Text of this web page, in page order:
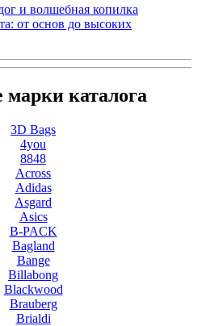
и волшебная копилка
от основ до высоких
марки каталога
3D Bags
4you
8848
Across
Adidas
Asgard
Asics
B-PACK
Bagland
Bange
Billabong
Blackwood
Brauberg
Brialdi